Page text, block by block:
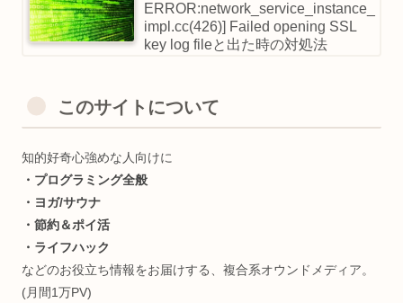
ERROR:network_service_instance_
impl.cc(426)] Failed opening SSL
key log fileと出た時の対処法
このサイトについて